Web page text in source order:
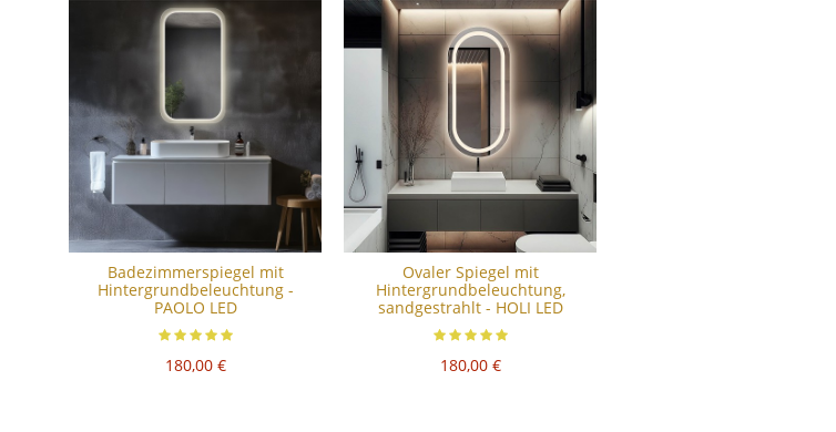
Badezimmerspiegel mit
Hintergrundbeleuchtung -
PAOLO LED
180,00 €
Ovaler Spiegel mit
Hintergrundbeleuchtung,
sandgestrahlt - HOLI LED
180,00 €